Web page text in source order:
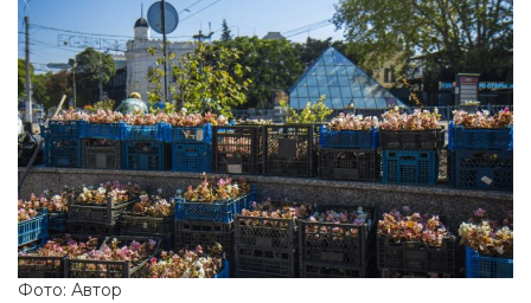
Фото: Автор